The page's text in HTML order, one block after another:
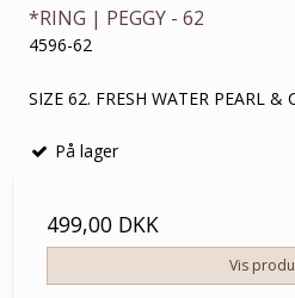
*RING | PEGGY - 62
4596-62
SIZE 62. FRESH WATER PEARL &
På lager
499,00 DKK
Vis